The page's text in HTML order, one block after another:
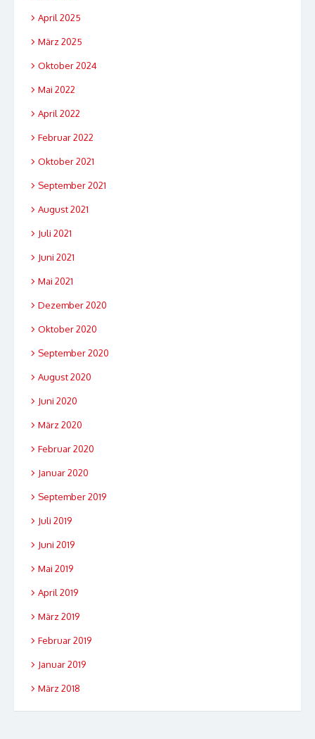
April 2025
März 2025
Oktober 2024
Mai 2022
April 2022
Februar 2022
Oktober 2021
September 2021
August 2021
Juli 2021
Juni 2021
Mai 2021
Dezember 2020
Oktober 2020
September 2020
August 2020
Juni 2020
März 2020
Februar 2020
Januar 2020
September 2019
Juli 2019
Juni 2019
Mai 2019
April 2019
März 2019
Februar 2019
Januar 2019
März 2018